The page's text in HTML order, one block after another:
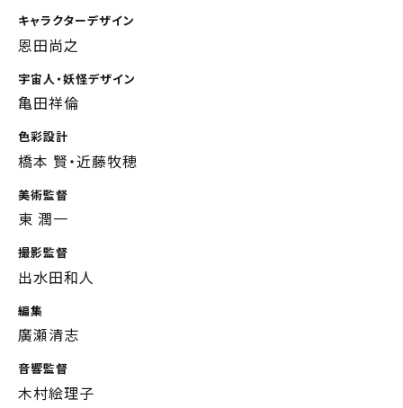
キャラクターデザイン
恩田尚之
宇宙人・妖怪デザイン
亀田祥倫
色彩設計
橋本 賢・近藤牧穂
美術監督
東 潤一
撮影監督
出水田和人
編集
廣瀬清志
音響監督
木村絵理子